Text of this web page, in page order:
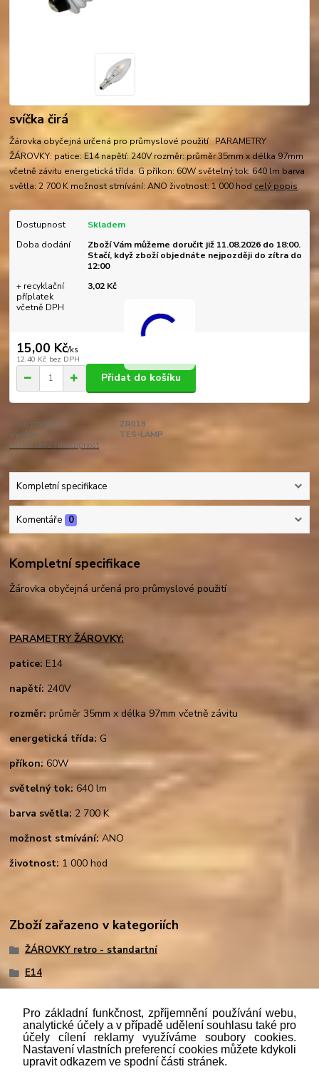
svíčka čirá
Žárovka obyčejná určená pro průmyslové použití PARAMETRY
ŽÁROVKY: patice: E14 napětí: 240V rozměr: průměr 35mm x délka 97mm
včetně závitu energetická třída: G příkon: 60W světelný tok: 640 lm barva
světla: 2 700 K možnost stmívání: ANO životnost: 1 000 hod celý popis
Dostupnost
Skladem
Doba dodání
Zboží Vám můžeme doručit již 11.08.2026 do 18:00.
Stačí, když zboží objednáte nejpozději do zítra do
12:00
+ recyklační
příplatek
včetně DPH
3,02 Kč
15,00 Kč/ks
12,40 Kč bez DPH
Přidat do košíku
Číslo produktu:
ZR018
Výrobce:
TES-LAMP
Hlídat cenu / dostupnost
Kompletní specifikace
Komentáře 0
Kompletní specifikace
Žárovka obyčejná určená pro průmyslové použití
PARAMETRY ŽÁROVKY:
patice: E14
napětí: 240V
rozměr: průměr 35mm x délka 97mm včetně závitu
energetická třída: G
příkon: 60W
světelný tok: 640 lm
barva světla: 2 700 K
možnost stmívání:ANO
životnost: 1 000 hod
Zboží zařazeno v kategoriích
ŽÁROVKY retro - standartní
E14
Podlezákona č. 112/mmmmm2016 Sb. o evidenci tržeb je
prodávající povinen vystavit kupujícímu účtenku. Zároveň je
Pro základní funkčnost, zpříjemnění používání webu,
analytické účely a v případě udělení souhlasu také pro
účely cílení reklamy využíváme soubory cookies.
Nastavení vlastních preferencí cookies můžete kdykoli
upravit odkazem ve spodní části stránek.